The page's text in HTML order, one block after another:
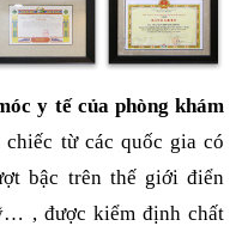
y tế của phòng khám
từ các quốc gia có
bậc trên thế giới điển
, được kiểm định chất